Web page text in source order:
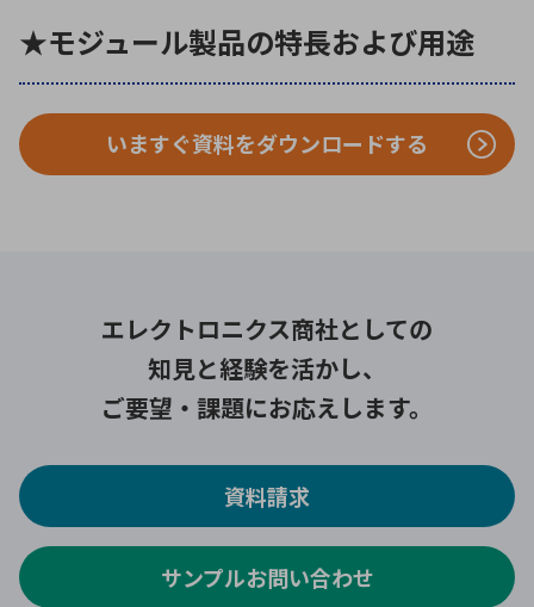
★モジュール製品の特長および用途
いますぐ資料をダウンロードする
エレクトロニクス商社としての
知見と経験を活かし、
ご要望・課題にお応えします。
資料請求
サンプルお問い合わせ